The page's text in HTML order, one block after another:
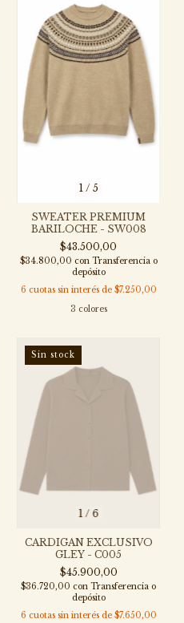
1/ 5
SWEATER PREMIUM
BARILOCHE - SW008
$43.500,00
$34.800,00 con Transferencia o
depósito
6 cuotas sin interés de $7.250,00
3 colores
1/ 6
Sin stock
CARDIGAN EXCLUSIVO
GLEY - C005
$45.900,00
$36.720,00 con Transferencia o
depósito
6 cuotas sin interés de $7.650,00